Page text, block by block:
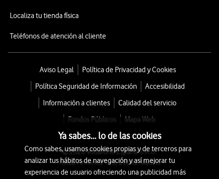
Localiza tu tienda física
Teléfonos de atención al cliente
Aviso Legal
Política de Privacidad y Cookies
Política Seguridad de Información
Accesibilidad
Información a clientes
Calidad del servicio
Fondos Públicos
Mapa Web
© 2026 Vodafone España S.A.U.
Avda. América 115, 28042 Madrid
Ya sabes... lo de las cookies
Como sabes, usamos cookies propias y de terceros para
analizar tus hábitos de navegación y así mejorar tu
experiencia de usuario ofreciendo una publicidad más